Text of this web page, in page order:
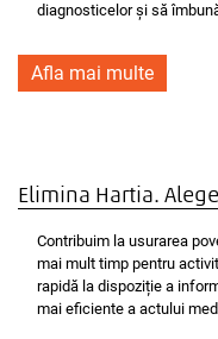
diagnosticelor și să
Afla mai multe
Elimina Hartia.
Contribuim la usurarea
mai mult timp pentru
rapidă la dispoziție a
mai eficiente a actului